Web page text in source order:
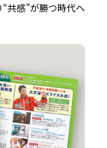
“共感”が勝つ時代へ